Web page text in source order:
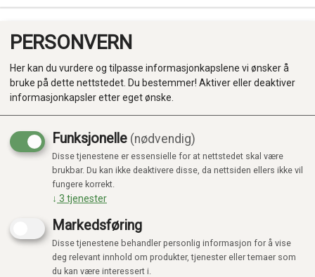
Produkter
Kategorier
Ingen produkter funnet
PERSONVERN
Her kan du vurdere og tilpasse informasjonkapslene vi ønsker å
bruke på dette nettstedet. Du bestemmer! Aktiver eller deaktiver
informasjonkapsler etter eget ønske.
Funksjonelle (nødvendig)
Disse tjenestene er essensielle for at nettstedet skal være
brukbar. Du kan ikke deaktivere disse, da nettsiden ellers ikke vil
fungere korrekt.
↓ 3 tjenester
Markedsføring
Disse tjenestene behandler personlig informasjon for å vise
deg relevant innhold om produkter, tjenester eller temaer som
du kan være interessert i.